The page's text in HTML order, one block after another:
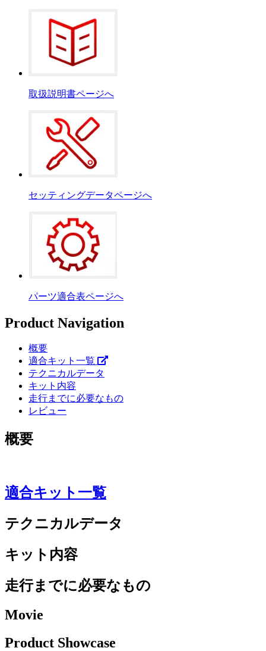
取扱説明書ページへ
セッティングデータページへ
パーツ適合表ページへ
Product Navigation
概要
適合キット一覧
テクニカルデータ
キット内容
走行までに必要なもの
レビュー
概要
適合キット一覧
テクニカルデータ
キット内容
走行までに必要なもの
Movie
Product Showcase